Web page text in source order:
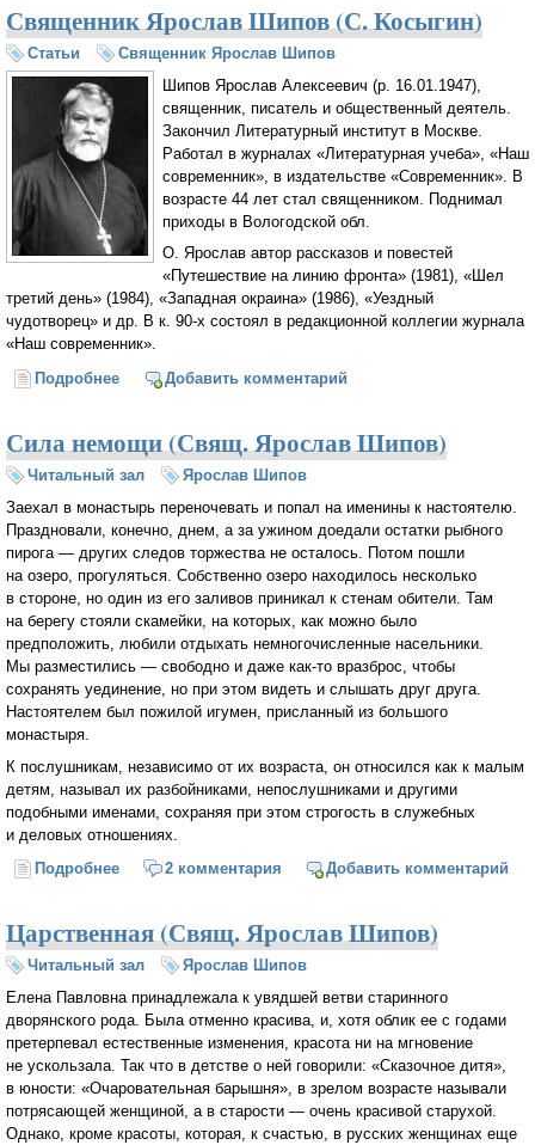
Священник Ярослав Шипов (С. Косыгин)
Статьи
Священник Ярослав Шипов
Шипов Ярослав Алексеевич (р. 16.01.1947),
священник, писатель и общественный деятель.
Закончил Литературный институт в Москве.
Работал в журналах «Литературная учеба», «Наш
современник», в издательстве «Современник». В
возрасте 44 лет стал священником. Поднимал
приходы в Вологодской обл.
О. Ярослав автор рассказов и повестей
«Путешествие на линию фронта» (1981), «Шел
третий день» (1984), «Западная окраина» (1986), «Уездный
чудотворец» и др. В к. 90-х состоял в редакционной коллегии журнала
«Наш современник».
Подробнее о Священник Ярослав Шипов (С. Косыгин)
Добавить комментарий
Сила немощи (Свящ. Ярослав Шипов)
Читальный зал
Ярослав Шипов
Заехал в монастырь переночевать и попал на именины к настоятелю.
Праздновали, конечно, днем, а за ужином доедали остатки рыбного
пирога — других следов торжества не осталось. Потом пошли
на озеро, прогуляться. Собственно озеро находилось несколько
в стороне, но один из его заливов приникал к стенам обители. Там
на берегу стояли скамейки, на которых, как можно было
предположить, любили отдыхать немногочисленные насельники.
Мы разместились — свободно и даже как-то вразброс, чтобы
сохранять уединение, но при этом видеть и слышать друг друга.
Настоятелем был пожилой игумен, присланный из большого
монастыря.
К послушникам, независимо от их возраста, он относился как к малым
детям, называл их разбойниками, непослушниками и другими
подобными именами, сохраняя при этом строгость в служебных
и деловых отношениях.
Подробнее о Сила немощи (Свящ. Ярослав Шипов)
2 комментария Добавить комментарий
Царственная (Свящ. Ярослав Шипов)
Читальный зал
Ярослав Шипов
Елена Павловна принадлежала к увядшей ветви старинного
дворянского рода. Была отменно красива, и, хотя облик ее с годами
претерпевал естественные изменения, красота ни на мгновение
не ускользала. Так что в детстве о ней говорили: «Сказочное дитя»,
в юности: «Очаровательная барышня», в зрелом возрасте называли
потрясающей женщиной, а в старости — очень красивой старухой.
Однако, кроме красоты, которая, к счастью, в русских женщинах еще